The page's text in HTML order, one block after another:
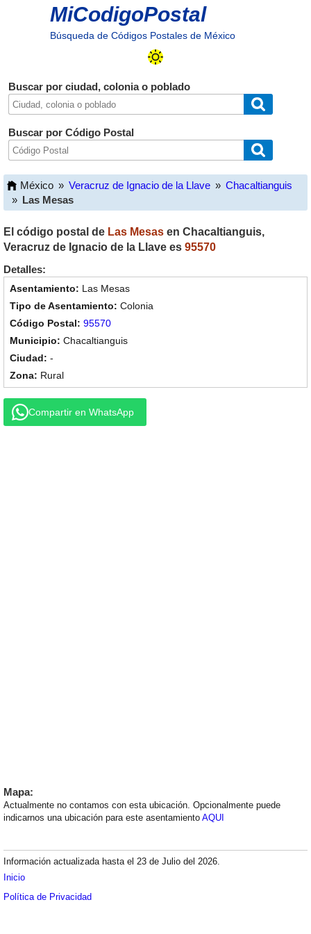
MiCodigoPostal
Búsqueda de Códigos Postales de México
Buscar por ciudad, colonia o poblado
Buscar por Código Postal
México » Veracruz de Ignacio de la Llave » Chacaltianguis
» Las Mesas
El código postal de Las Mesas en Chacaltianguis,
Veracruz de Ignacio de la Llave es 95570
Detalles:
Las Mesas
Colonia
95570
Chacaltianguis
-
Rural
Compartir en WhatsApp
Mapa:
Actualmente no contamos con esta ubicación. Opcionalmente puede
indicarnos una ubicación para este asentamiento AQUI
Información actualizada hasta el 23 de Julio del 2026.
Inicio
Política de Privacidad